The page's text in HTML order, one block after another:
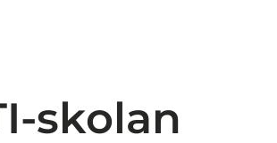
skolan